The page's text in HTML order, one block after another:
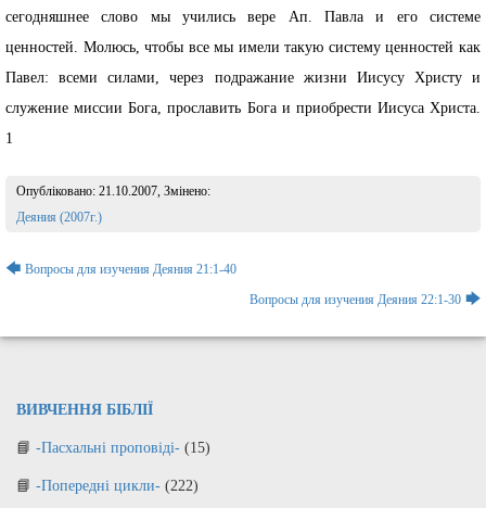
сегодняшнее слово мы учились вере Ап. Павла и его системе
ценностей. Молюсь, чтобы все мы имели такую систему ценностей как
Павел: всеми силами, через подражание жизни Иисусу Христу и
служение миссии Бога, прославить Бога и приобрести Иисуса Христа.
1
Опубліковано: 21.10.2007 , Змінено:
Розділ:
Деяния (2007г.)
Навігація
🡄 Вопросы для изучения Деяния 21:1-40
Вопросы для изучения Деяния 22:1-30 🡆
ВИВЧЕННЯ БІБЛІЇ
-Пасхальні проповіді- (15)
-Попередні цикли- (222)